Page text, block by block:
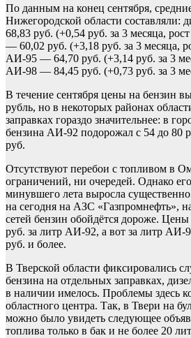
По данным на конец сентября,
Нижегородской области составляли:
68,83 руб. (+0,54 руб. за 3 месяца,
— 60,02 руб. (+3,18 руб. за 3 месяца,
АИ-95 — 64,70 руб. (+3,14 руб. за 3
АИ-98 — 84,45 руб. (+0,73 руб. за 3
В течение сентября цены на бензин
рубль, но в некоторых районах
заправках гораздо значительнее: в
бензина АИ-92 подорожал с 54 до
руб.
Отсутствуют перебои с топливом в
ограничений, ни очередей. Однако
минувшего лета выросла
на сегодня на АЗС «Газпромнефть»,
сетей бензин обойдётся дороже.
руб. за литр АИ-92, а вот за литр АИ-
руб. и более.
В Тверской области фиксировались
бензина на отдельных заправках,
в наличии имелось. Проблемы здесь
областного центра. Так, в Твери на
можно было увидеть следующее
топлива только в бак и не более 20